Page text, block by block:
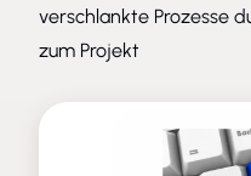
verschlankte Prozesse
zum Projekt